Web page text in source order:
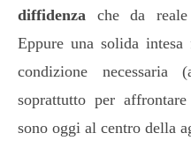
diffidenza che da reale
Eppure una solida
condizione necessaria
soprattutto per
sono oggi al centro della